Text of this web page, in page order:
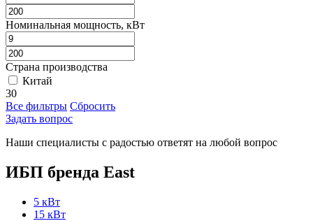
Номинальная мощность, кВт
Страна производства
Китай
30
Все фильтры Сбросить
Задать вопрос
Наши специалисты с радостью ответят на любой вопрос
ИБП бренда East
5 кВт
15 кВт